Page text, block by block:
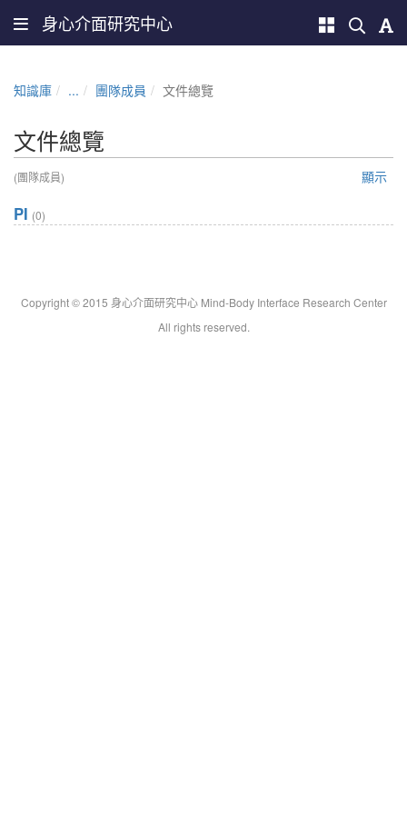
身心介面研究中心
知識庫 ... 團隊成員 文件總覽
文件總覽
(團隊成員) 顯示
PI (0)
Copyright © 2015 身心介面研究中心 Mind-Body Interface Research Center
All rights reserved.